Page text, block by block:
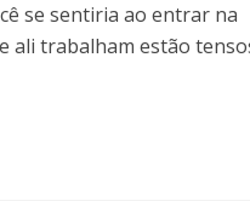
se sentiria ao entrar na
ali trabalham estão